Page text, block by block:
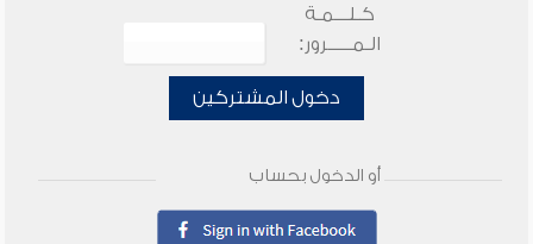
كـلـــمـة
الـمـــــرور:
دخول المشتركين
أو الدخول بحساب